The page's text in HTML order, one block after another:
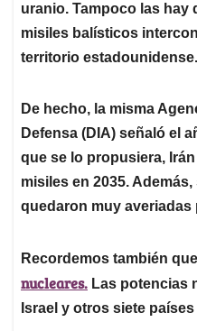
uranio. Tampoco las hay
misiles balísticos
territorio estadounidense.
De hecho, la misma
Defensa (DIA) señaló el
que se lo propusiera,
misiles en 2035.
quedaron muy averiadas
Recordemos también que
nucleares. Las potencias
Israel y otros siete